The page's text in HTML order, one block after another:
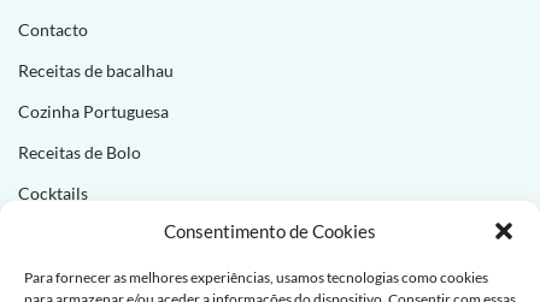
Consentimento de Cookies
Para fornecer as melhores experiências, usamos tecnologias como cookies
Contacto
Receitas de bacalhau
Cozinha Portuguesa
Receitas de Bolo
Cocktails